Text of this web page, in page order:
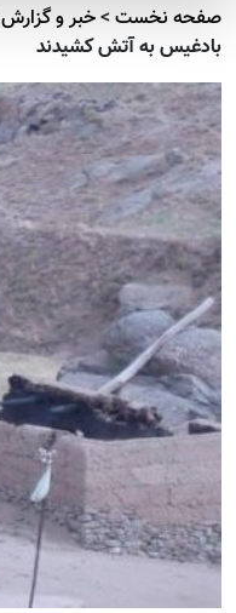
صفحه نخست>خبر و گزارش
بادغیس به آتش کشیدند